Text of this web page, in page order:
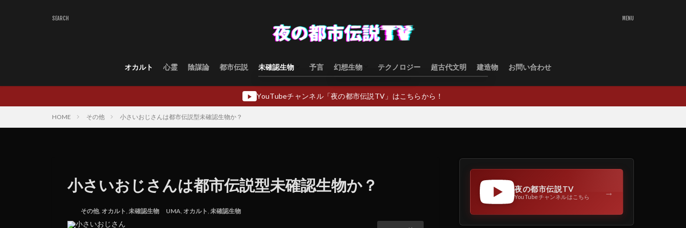
オカルト 心霊 陰謀論 都市伝説 未確認生物
水棲型
類人猿型
飛行生物型
予言 幻想生物
幻想生物日本
幻想生物ヨーロッパ
幻想生物アジア
幻想生物オセアニア
幻想生物中東
テクノロジー 超古代文明 建造物 お問い合わせ
▶ YouTubeチャンネル「夜の都市伝説TV」はこちらから！
HOME その他 小さいおじさんは都市伝説型未確認生物か？
小さいおじさんは都市伝説型未確認生物か？
その他, オカルト, 未確認生物 UMA, オカルト, 未確認生物
夜の都市伝説TV
YouTubeチャンネルはこちら →